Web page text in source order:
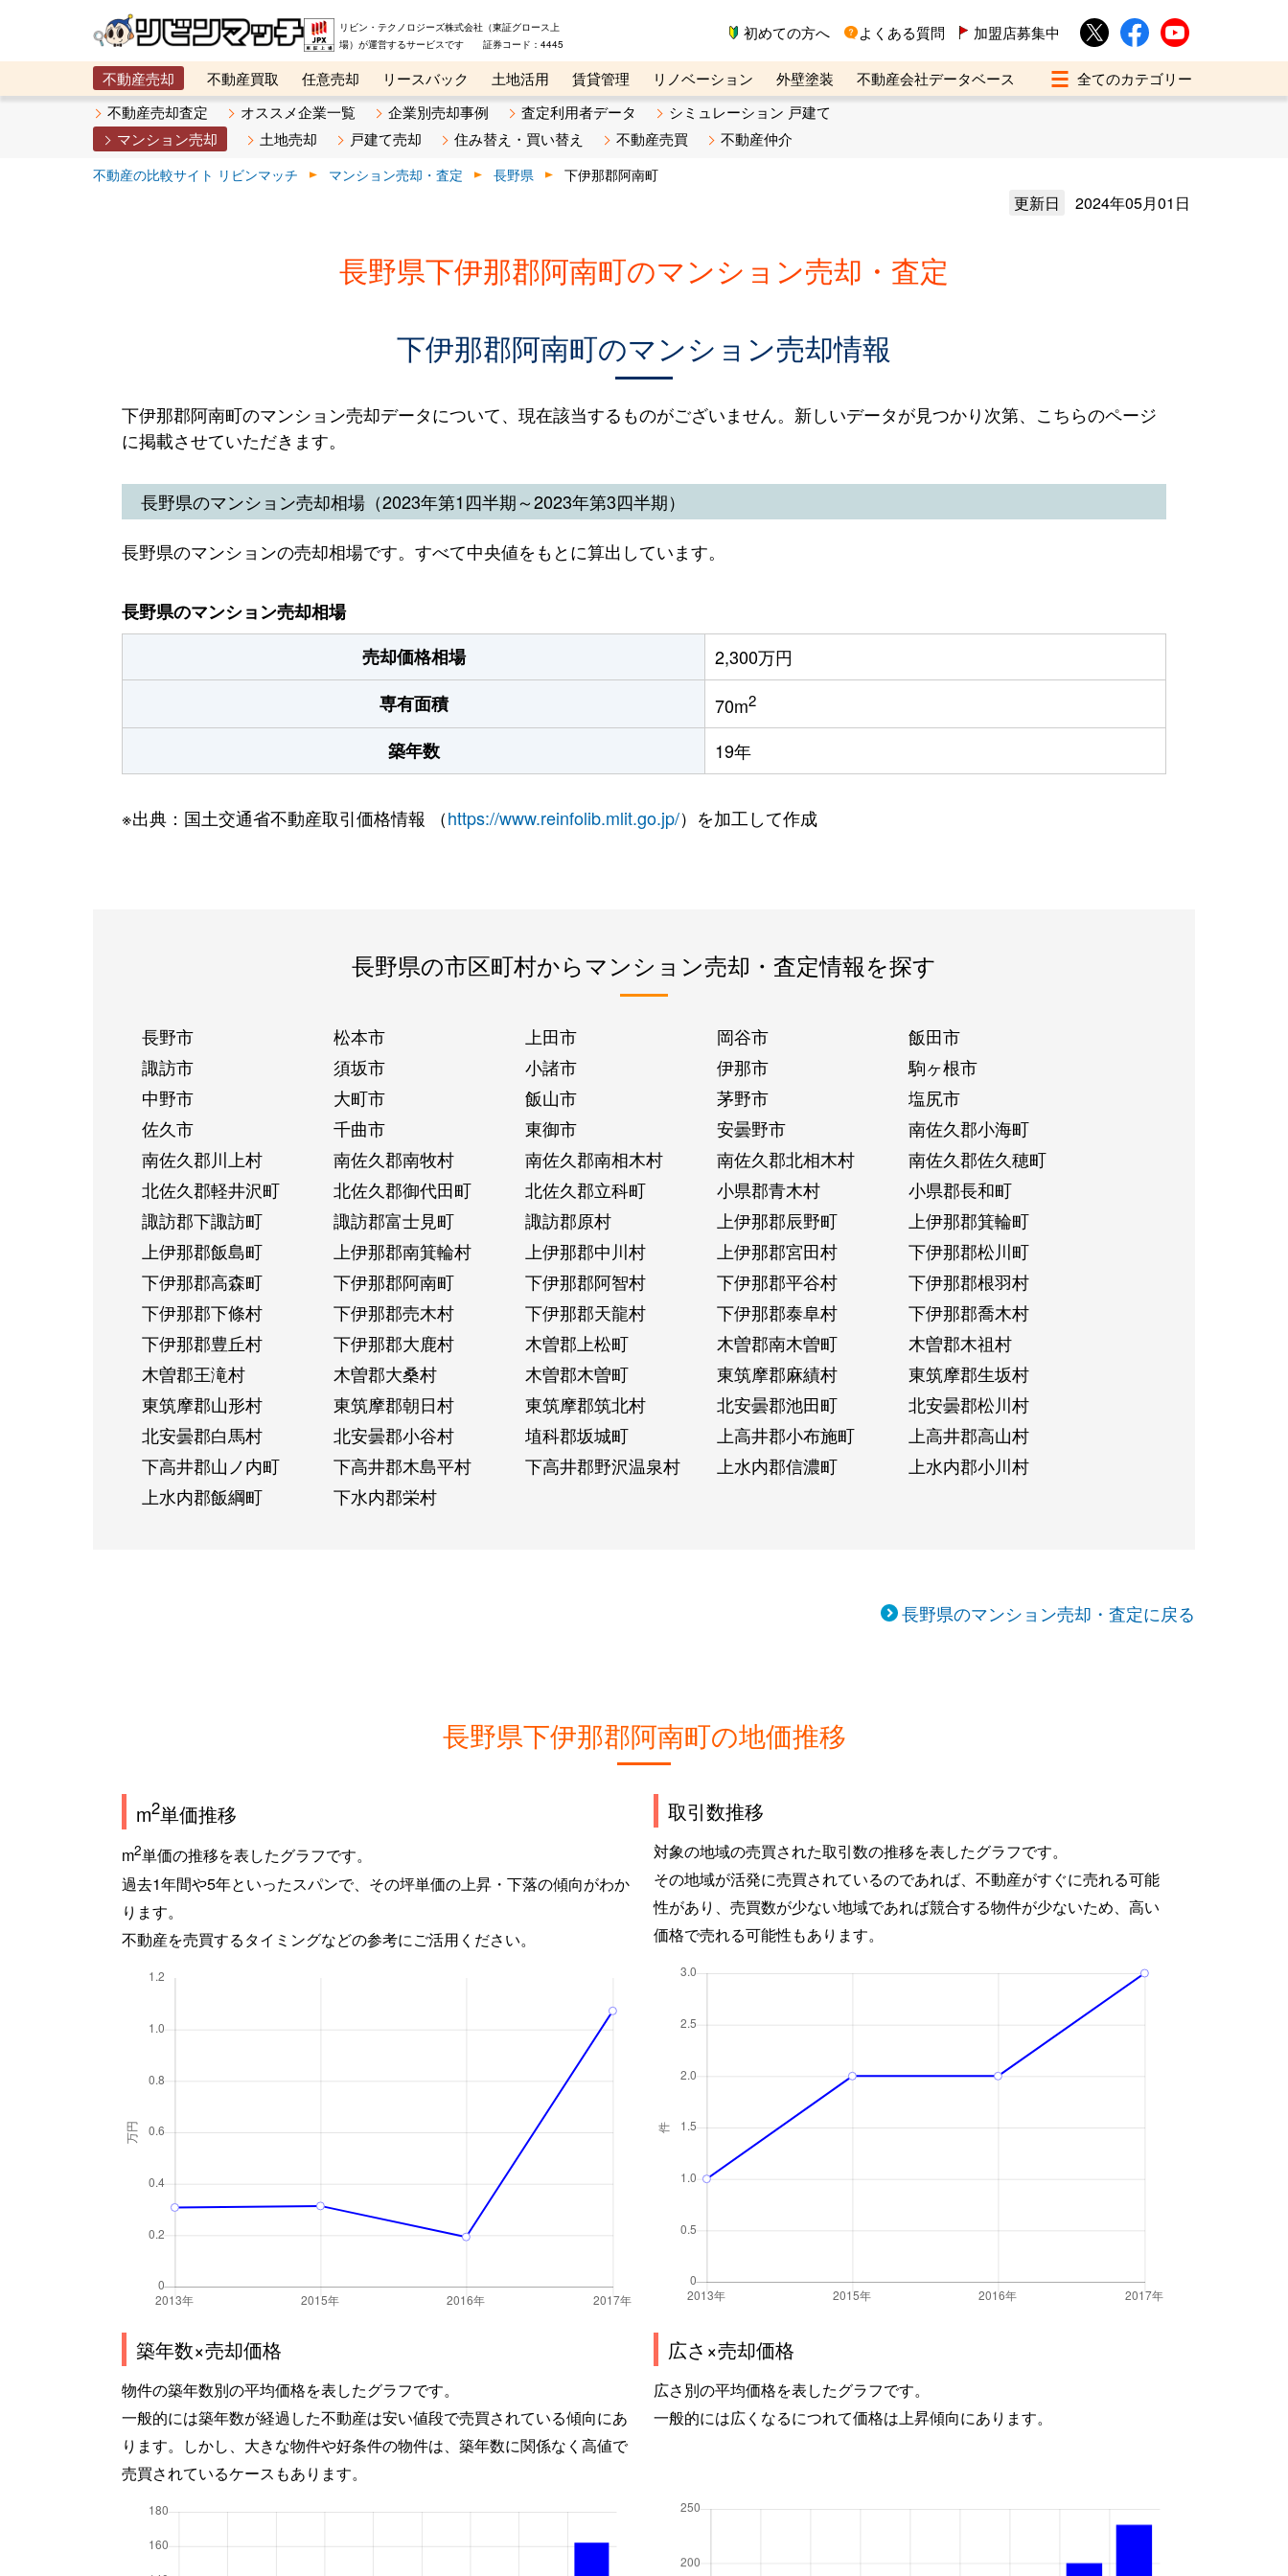
リビン・テクノロジーズ株式会社（東証グロース上
場）が運営するサービスです 証券コード：4445
初めての方へ よくある質問 加盟店募集中
不動産売却 不動産買取 任意売却 リースバック 土地活用 賃貸管理 リノベーション 外壁塗装
不動産会社データベース
メタ住宅展示場
ベスト不動産カンパニー オンライン講座 リビンマガジンBiz 不動産売却ご相談デスク
不動産売却査定 オススメ企業一覧 企業別売却事例 査定利用者データ
シミュレーション 戸建て
マンション売却
土地売却 戸建て売却 住み替え・買い替え 不動産売買 不動産仲介
不動産の比較サイト リビンマッチ マンション売却・査定 長野県 下伊那郡阿南町
更新日 2024年05月01日
長野県下伊那郡阿南町のマンション売却・査定
下伊那郡阿南町のマンション売却情報
下伊那郡阿南町のマンション売却データについて、現在該当するものがございません。新しいデータが見つかり次第、こちらのページ
に掲載させていただきます。
長野県のマンション売却相場（2023年第1四半期～2023年第3四半期）
長野県のマンションの売却相場です。すべて中央値をもとに算出しています。
長野県のマンション売却相場
売却価格相場
2,300万円
専有面積
70m2
築年数 19年
※出典：国土交通省不動産取引価格情報 （https://www.reinfolib.mlit.go.jp/）を加工して作成
長野県の市区町村からマンション売却・査定情報を探す
長野市 松本市 上田市 岡谷市
飯田市
諏訪市
須坂市 小諸市 伊那市
駒ヶ根市
中野市
大町市 飯山市 茅野市
塩尻市
佐久市
千曲市 東御市 安曇野市
南佐久郡小海町
南佐久郡川上村
南佐久郡南牧村 南佐久郡南相木村 南佐久郡北相木村
南佐久郡佐久穂町
北佐久郡軽井沢町
北佐久郡御代田町 北佐久郡立科町 小県郡青木村
小県郡長和町
諏訪郡下諏訪町
諏訪郡富士見町 諏訪郡原村 上伊那郡辰野町
上伊那郡箕輪町
上伊那郡飯島町
上伊那郡南箕輪村 上伊那郡中川村 上伊那郡宮田村
下伊那郡松川町
下伊那郡高森町
下伊那郡阿南町 下伊那郡阿智村 下伊那郡平谷村
下伊那郡根羽村
下伊那郡下條村
下伊那郡売木村 下伊那郡天龍村 下伊那郡泰阜村
下伊那郡喬木村
下伊那郡豊丘村
下伊那郡大鹿村 木曽郡上松町 木曽郡南木曽町
木曽郡木祖村
木曽郡王滝村
木曽郡大桑村 木曽郡木曽町 東筑摩郡麻績村
東筑摩郡生坂村
東筑摩郡山形村
東筑摩郡朝日村 東筑摩郡筑北村 北安曇郡池田町
北安曇郡松川村
北安曇郡白馬村
北安曇郡小谷村 埴科郡坂城町 上高井郡小布施町
上高井郡高山村
下高井郡山ノ内町
下高井郡木島平村 下高井郡野沢温泉村 上水内郡信濃町
上水内郡小川村
上水内郡飯綱町
下水内郡栄村
長野県のマンション売却・査定に戻る
長野県下伊那郡阿南町の地価推移
m2単価推移
m2単価の推移を表したグラフです。
過去1年間や5年といったスパンで、その坪単価の上昇・下落の傾向がわか
ります。
不動産を売買するタイミングなどの参考にご活用ください。
取引数推移
対象の地域の売買された取引数の推移を表したグラフです。
その地域が活発に売買されているのであれば、不動産がすぐに売れる可能
性があり、売買数が少ない地域であれば競合する物件が少ないため、高い
価格で売れる可能性もあります。
築年数×売却価格
物件の築年数別の平均価格を表したグラフです。
一般的には築年数が経過した不動産は安い値段で売買されている傾向にあ
ります。しかし、大きな物件や好条件の物件は、築年数に関係なく高値で
売買されているケースもあります。
広さ×売却価格
広さ別の平均価格を表したグラフです。
一般的には広くなるにつれて価格は上昇傾向にあります。